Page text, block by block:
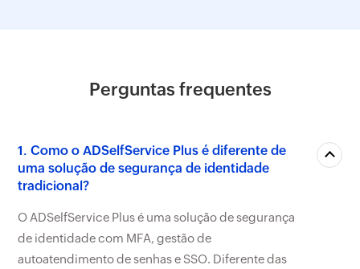
Perguntas frequentes
1. Como o ADSelfService Plus é diferente de
uma solução de segurança de identidade
tradicional?
O ADSelfService Plus é uma solução de segurança
de identidade com MFA, gestão de
autoatendimento de senhas e SSO. Diferente das